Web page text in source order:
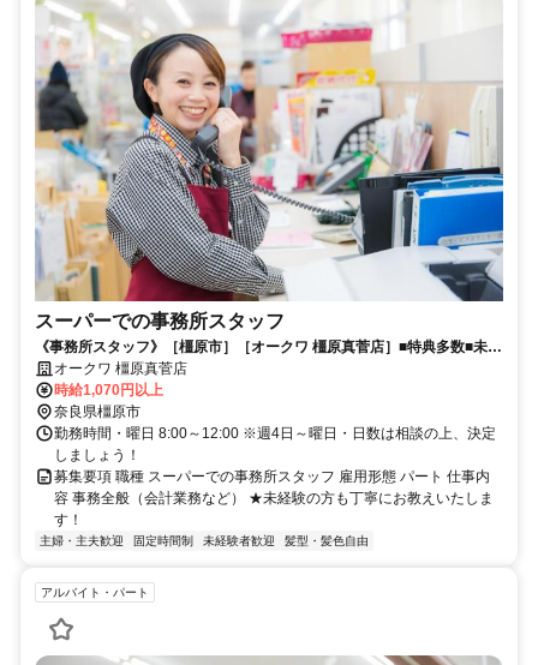
スーパーでの事務所スタッフ
《事務所スタッフ》［橿原市］［オークワ 橿原真菅店］■特典多数■未経
験者大歓迎■年齢幅広く歓迎■
オークワ 橿原真菅店
時給1,070円以上
奈良県橿原市
勤務時間・曜日 8:00～12:00 ※週4日～曜日・日数は相談の上、決定
しましょう！
募集要項 職種 スーパーでの事務所スタッフ 雇用形態 パート 仕事内
容 事務全般（会計業務など） ★未経験の方も丁寧にお教えいたしま
す！
主婦・主夫歓迎 固定時間制 未経験者歓迎 髪型・髪色自由
アルバイト・パート